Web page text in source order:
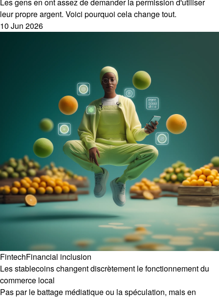
leur propre argent. Voici pourquoi cela change tout.
10 Jun 2026
FintechFinancial inclusion
Les stablecoins changent discrètement le fonctionnement du
commerce local
Pas par le battage médiatique ou la spéculation, mais en